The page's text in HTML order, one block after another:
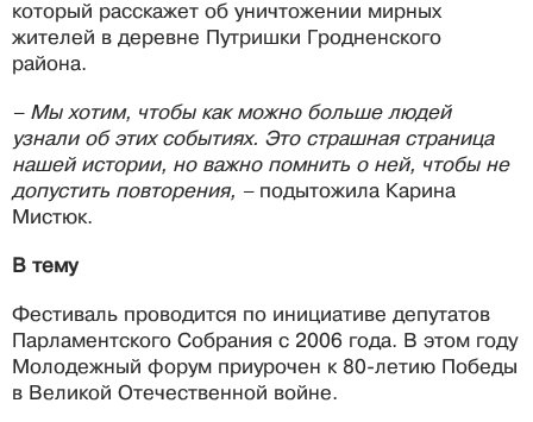
который расскажет об уничтожении мирных
жителей в деревне Путришки Гродненского
района.
– Мы хотим, чтобы как можно больше людей
узнали об этих событиях. Это страшная страница
нашей истории, но важно помнить о ней, чтобы не
допустить повторения, – подытожила Карина
Мистюк.
В тему
Фестиваль проводится по инициативе депутатов
Парламентского Собрания с 2006 года. В этом году
Молодежный форум приурочен к 80-летию Победы
в Великой Отечественной войне.